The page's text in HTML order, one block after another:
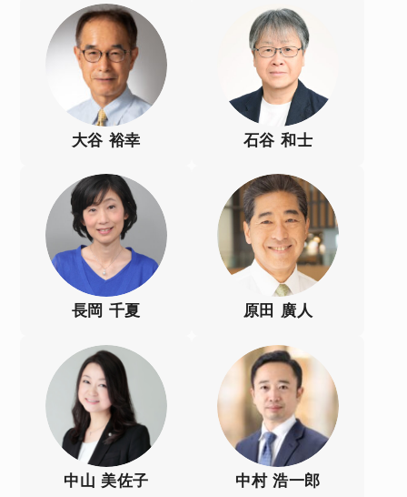
大谷 裕幸 石谷 和士
長岡 千夏 原田 廣人
中山 美佐子 中村 浩一郎